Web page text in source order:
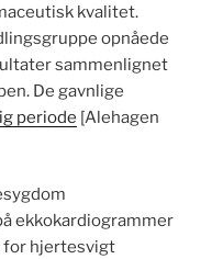
kvalitet.
opnåede
sammenlignet
De gavnlige
periode [Alehagen
ekkokardiogrammer
for hjertesvigt